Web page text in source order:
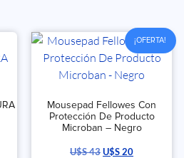
¡OFERTA!
Mousepad Fellowes Con
Protección De Producto
Microban – Negro
U$S43U$S20